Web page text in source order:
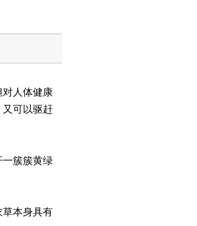
人体健康
可以驱赶
簇簇黄绿
本身具有